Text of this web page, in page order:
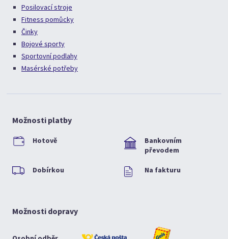
Posilovací stroje
Fitness pomůcky
Činky
Bojové sporty
Sportovní podlahy
Masérské potřeby
Možnosti platby
Hotově
Bankovním
převodem
Dobírkou Na fakturu
Možnosti dopravy